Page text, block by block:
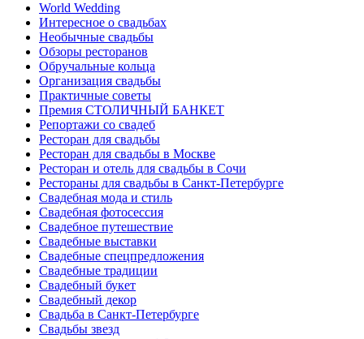
World Wedding
Интересное о свадьбах
Необычные свадьбы
Обзоры ресторанов
Обручальные кольца
Организация свадьбы
Практичные советы
Премия СТОЛИЧНЫЙ БАНКЕТ
Репортажи со свадеб
Ресторан для свадьбы
Ресторан для свадьбы в Москве
Ресторан и отель для свадьбы в Сочи
Рестораны для свадьбы в Санкт-Петербурге
Свадебная мода и стиль
Свадебная фотосессия
Свадебное путешествие
Свадебные выставки
Свадебные спецпредложения
Свадебные традиции
Свадебный букет
Свадебный декор
Свадьба в Санкт-Петербурге
Свадьбы звезд